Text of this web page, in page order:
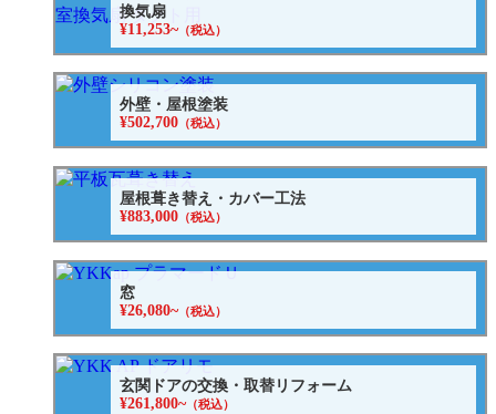
換気扇
¥11,253~（税込）
外壁・屋根塗装
¥502,700 （税込）
屋根葺き替え・カバー工法
¥883,000 （税込）
窓
¥26,080~（税込）
玄関ドアの交換・取替リフォーム
¥261,800~（税込）